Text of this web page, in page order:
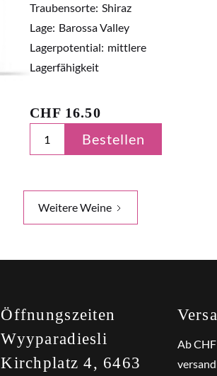
Traubensorte: Shiraz
Lage: Barossa Valley
Lagerpotential: mittlere
Lagerfähigkeit
CHF 16.50
Bestellen
Weitere Weine
Öffnungszeiten
Wyyparadiesli
Kirchplatz 4, 6463
Ab